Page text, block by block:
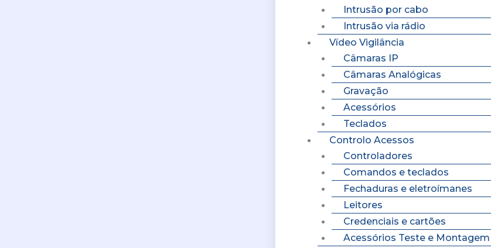
Intrusão por cabo
Intrusão via rádio
Vídeo Vigilância
Câmaras IP
Câmaras Analógicas
Gravação
Acessórios
Teclados
Controlo Acessos
Controladores
Comandos e teclados
Fechaduras e eletroímanes
Leitores
Credenciais e cartões
Acessórios Teste e Montagem